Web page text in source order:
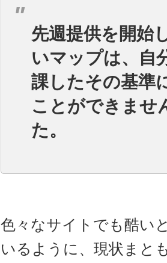
先週提供を開始
いマップは、自
課したその基準
ことができませ
た。
色々なサイトでも酷い
いるように、現状まと